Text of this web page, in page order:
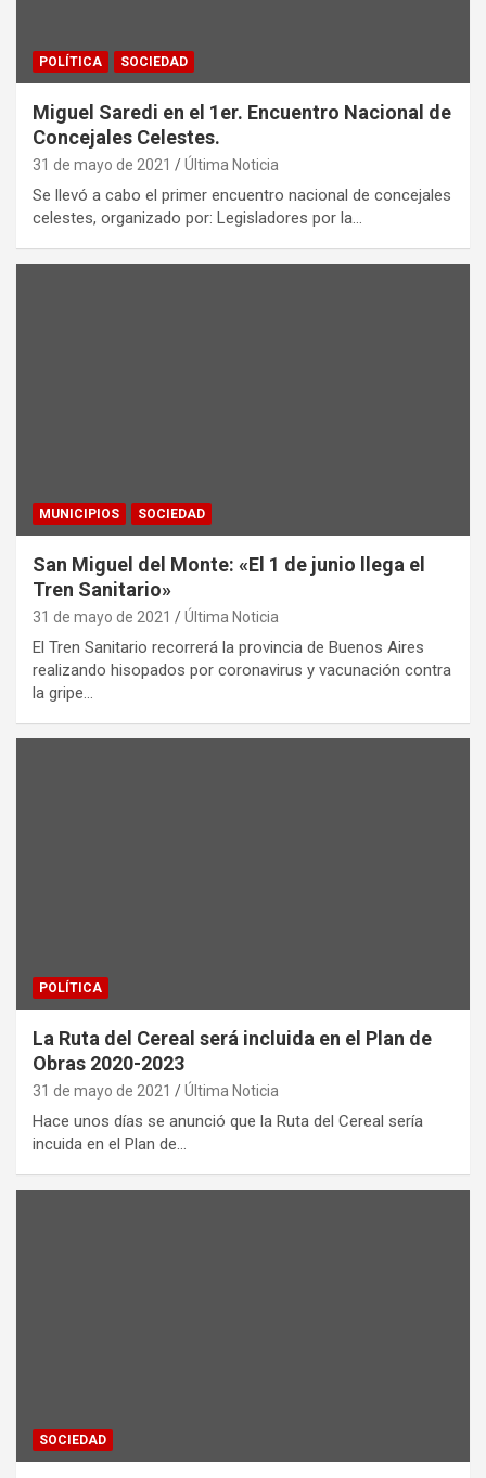
POLÍTICA SOCIEDAD
Miguel Saredi en el 1er. Encuentro Nacional de
Concejales Celestes.
31 de mayo de 2021 Última Noticia
Se llevó a cabo el primer encuentro nacional de concejales
celestes, organizado por: Legisladores por la…
MUNICIPIOS SOCIEDAD
San Miguel del Monte: «El 1 de junio llega el
Tren Sanitario»
31 de mayo de 2021 Última Noticia
El Tren Sanitario recorrerá la provincia de Buenos Aires
realizando hisopados por coronavirus y vacunación contra
la gripe…
POLÍTICA
La Ruta del Cereal será incluida en el Plan de
Obras 2020-2023
31 de mayo de 2021 Última Noticia
Hace unos días se anunció que la Ruta del Cereal sería
incuida en el Plan de…
SOCIEDAD